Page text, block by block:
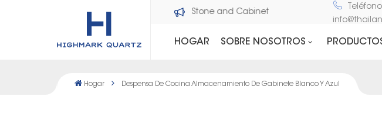
Bienvenido a Dawson Stone and Cabinet
HOGAR SOBRE NOSOTROS
Hogar Despensa De Cocina Almacenamiento De Gabinete Blanco Y Azul